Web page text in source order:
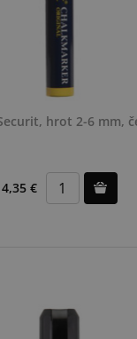
hrot 2-6 mm,
4,35 €